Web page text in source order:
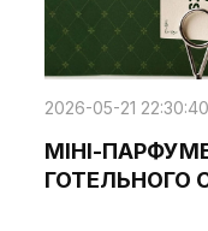
2026-05-21 22:30:40
МІНІ-
ГОТЕЛЬНОГО